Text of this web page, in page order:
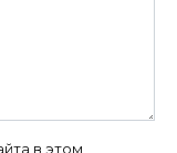
в этом